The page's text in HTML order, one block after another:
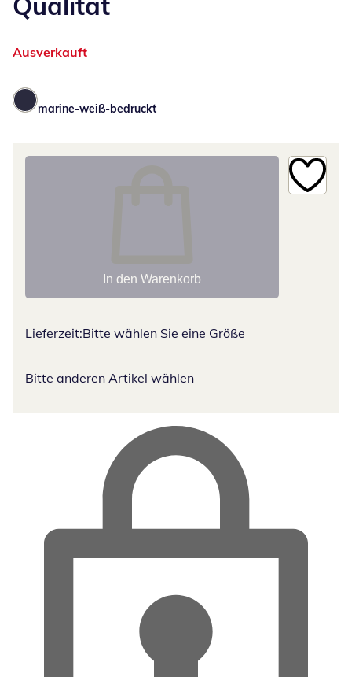
Ausverkauft
marine-weiß-bedruckt
In den Warenkorb
Lieferzeit:Bitte wählen Sie eine Größe
Bitte anderen Artikel wählen